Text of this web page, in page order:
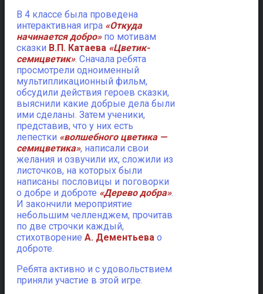
В 4 классе была проведена
интерактивная игра «Откуда
начинается добро»по мотивам
сказки В.П. Катаева «Цветик-
семицветик». Сначала ребята
просмотрели одноименный
мультипликационный фильм,
обсудили действия героев сказки,
выяснили какие добрые дела были
ими сделаны. Затем ученики,
представив, что у них есть
лепестки «волшебного цветика —
семицветика», написали свои
желания и озвучили их, сложили из
листочков, на которых были
написаны пословицы и поговорки
о добре и доброте «Дерево добра».
И закончили мероприятие
небольшим челленджем, прочитав
по две строчки каждый,
стихотворение А. Дементьева о
доброте.
Ребята активно и с удовольствием
приняли участие в этой игре.